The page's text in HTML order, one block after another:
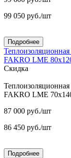
99 050 руб./шт
Подробнее
Теплоизоляционная
FAKRO LME
Скидка
Теплоизоляционная
FAKRO LME
87 000 руб./шт
86 450 руб./шт
Подробнее